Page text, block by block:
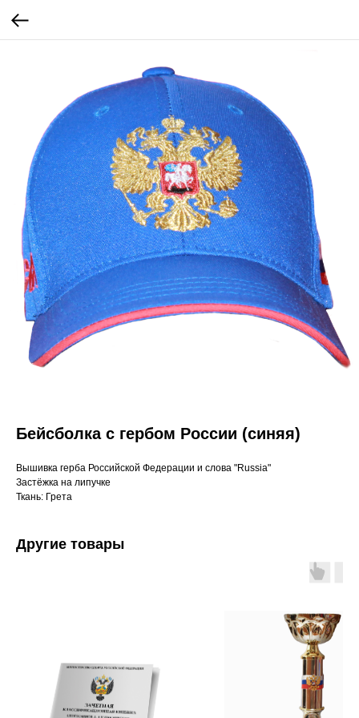
Бейсболка с гербом России (синяя)
Вышивка герба Российской Федерации и слова "Russia"
Застёжка на липучке
Ткань: Грета
Другие товары